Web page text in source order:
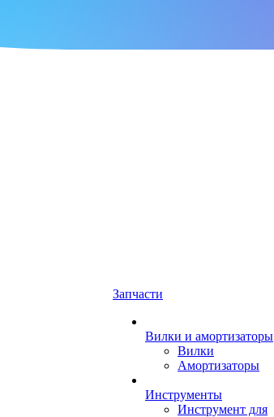
Запчасти
Вилки и амортизаторы
Вилки
Амортизаторы
Инструменты
Инструмент для